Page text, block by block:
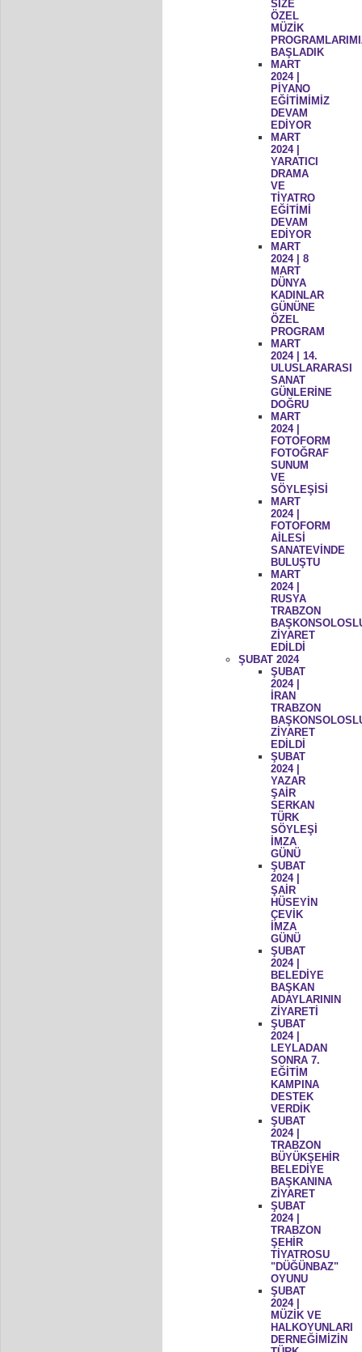
SİZE
ÖZEL
MÜZİK
BAŞLADIK
MART
2024 |
PİYANO
EĞİTİMİMİZ
DEVAM
EDİYOR
MART
2024 |
YARATICI
DRAMA
VE
TİYATRO
EĞİTİMİ
DEVAM
EDİYOR
MART
2024 | 8
MART
DÜNYA
KADINLAR
GÜNÜNE
ÖZEL
PROGRAM
MART
2024 | 14.
ULUSLARARASI
SANAT
GÜNLERİNE
DOĞRU
MART
2024 |
FOTOFORM
FOTOĞRAF
SUNUM
VE
SÖYLEŞİSİ
MART
2024 |
FOTOFORM
AİLESİ
SANATEVİNDE
BULUŞTU
MART
2024 |
RUSYA
TRABZON
ZİYARET
EDİLDİ
ŞUBAT 2024
ŞUBAT
2024 |
İRAN
TRABZON
ZİYARET
EDİLDİ
ŞUBAT
2024 |
YAZAR
ŞAİR
SERKAN
TÜRK
SÖYLEŞİ
İMZA
GÜNÜ
ŞUBAT
2024 |
ŞAİR
HÜSEYİN
ÇEVİK
İMZA
GÜNÜ
ŞUBAT
2024 |
BELEDİYE
BAŞKAN
ADAYLARININ
ZİYARETİ
ŞUBAT
2024 |
LEYLADAN
SONRA 7.
EĞİTİM
KAMPINA
DESTEK
VERDİK
ŞUBAT
2024 |
TRABZON
BÜYÜKŞEHİR
BELEDİYE
BAŞKANINA
ZİYARET
ŞUBAT
2024 |
TRABZON
ŞEHİR
TİYATROSU
"DÜĞÜNBAZ"
OYUNU
ŞUBAT
2024 |
MÜZİK VE
HALKOYUNLARI
DERNEĞİMİZİN